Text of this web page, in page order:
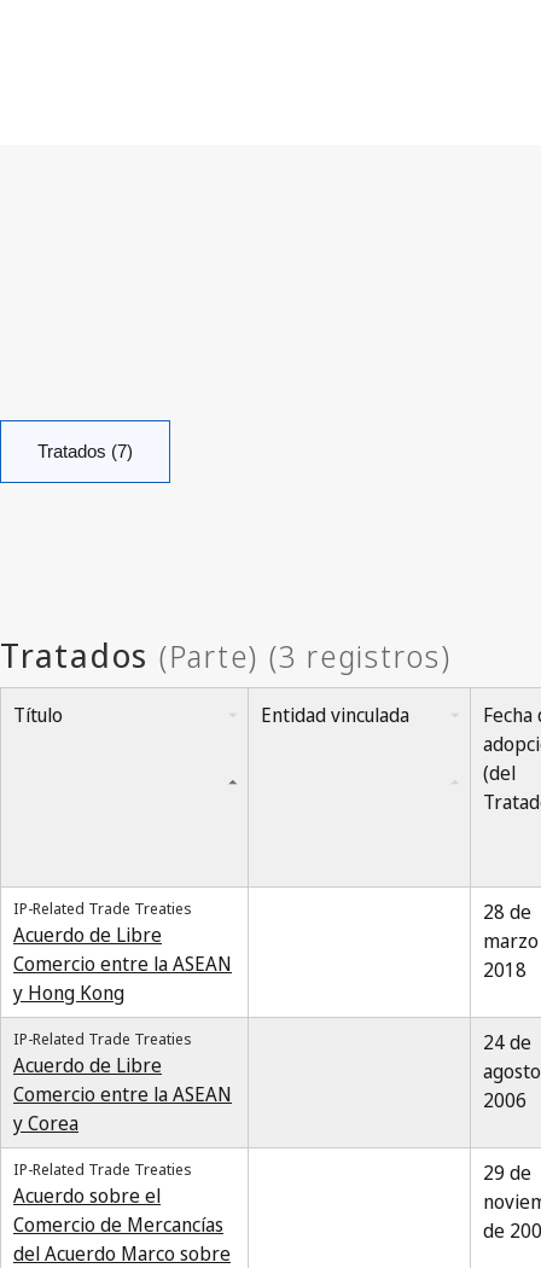
Tratados (7)
Título Entidad vinculada
Fecha
(del
IP-Related Trade Treaties
Acuerdo de Libre
Comercio entre la ASEAN
y Hong Kong
28 de
2018
IP-Related Trade Treaties
Acuerdo de Libre
Comercio entre la ASEAN
y Corea
24 de
2006
IP-Related Trade Treaties
Acuerdo sobre el
Comercio de Mercancías
del Acuerdo Marco sobre
29 de
de